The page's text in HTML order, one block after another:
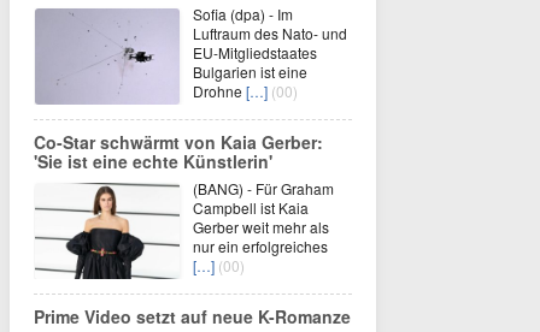
Sofia (dpa) - Im
Luftraum des Nato- und
EU-Mitgliedstaates
Bulgarien ist eine
Drohne […] (00)
Co-Star schwärmt von Kaia Gerber:
'Sie ist eine echte Künstlerin'
(BANG) - Für Graham
Campbell ist Kaia
Gerber weit mehr als
nur ein erfolgreiches
[…] (00)
Prime Video setzt auf neue K-Romanze